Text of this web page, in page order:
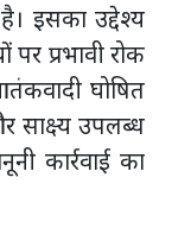
इसका उद्देश्य
प्रभावी रोक
घोषित
साक्ष्य उपलब्ध
कार्रवाई का